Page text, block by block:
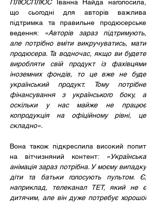
ПЛЮСПЛЮС Іванна Найда наголосила,
що сьогодні для авторів важлива
підтримка та правильне продюсерське
ведення:
«Авторів зараз підтримують,
але потрібно вміти викручуватись, мати
продюсера. Та водночас, якщо ви будете
виробляти свій продукт із фахівцями
іноземних фондів, то це вже не буде
український продукт. Тому потрібне
фінансування з українського боку, а
оскільки у нас майже не працює
копродукція на офіційному рівні, це
складно».
Вона також підкреслила високий попит
на вітчизняний контент:
«Українська
анімація зараз потрібна. У моєму випадку
діти та батьки голосують пультом. Є,
наприклад, телеканал ТЕТ, який не є
дитячим, але він дуже потребує хорошої